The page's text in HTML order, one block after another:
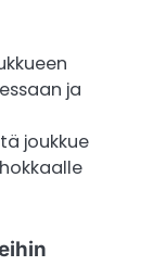
ja
joukkue